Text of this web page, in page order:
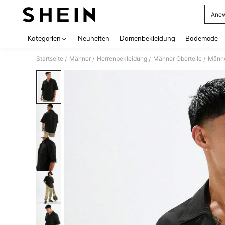
Kategorien Neuheiten Damenbekleidung Bademode
Startseite / Männer / Herrenbekleidung / Männer Oberteile /